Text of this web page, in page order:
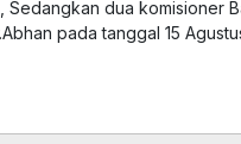
dua komisioner
pada tanggal 15